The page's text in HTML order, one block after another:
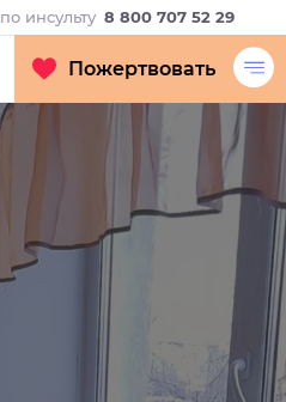
по инсульту 8 800 707 52 29
Пожертвовать